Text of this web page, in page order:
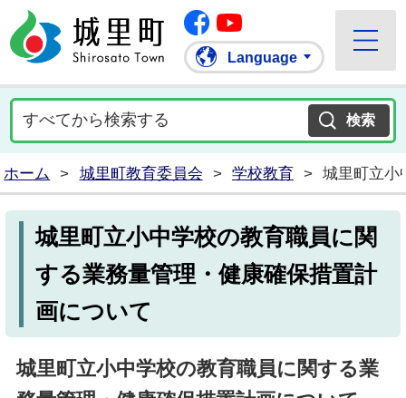
城里町ホームページ
Facebook
Language
ホーム > 城里町教育委員会 > 学校教育 > 城里町立小
城里町立小中学校の教育職員に関
する業務量管理・健康確保措置計
画について
城里町立小中学校の教育職員に関する業